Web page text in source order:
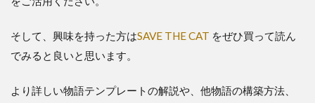
そして、興味を持った方はSAVE THE CAT をぜひ買って読ん
でみると良いと思います。
より詳しい物語テンプレートの解説や、他物語の構築方法、